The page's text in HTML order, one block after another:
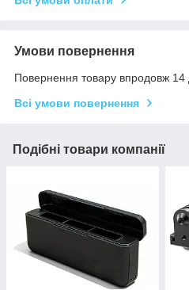
Умови повернення
Повернення товару впродовж 14
Всі умови повернення
Подібні товари компанії